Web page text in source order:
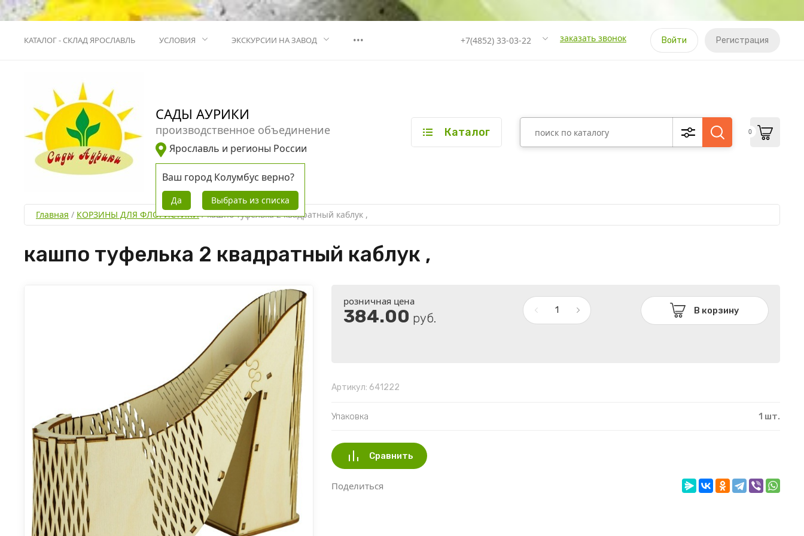
КАТАЛОГ - СКЛАД ЯРОСЛАВЛЬ УСЛОВИЯ ЭКСКУРСИИ НА ЗАВОД ••• +7(4852) 33-03-22 заказать звонок Войти Регистрация
САДЫ АУРИКИ
производственное объединение
Ярославль и регионы России
Ваш город Колумбус верно?
Да Выбрать из списка
Каталог 0
Главная / КОРЗИНЫ ДЛЯ ФЛОРИСТИКИ / кашпо туфелька 2 квадратный каблук ,
кашпо туфелька 2 квадратный каблук ,
розничная цена
384.00 руб.
В корзину
Артикул: 641222
Упаковка 1 шт.
Сравнить
Поделиться